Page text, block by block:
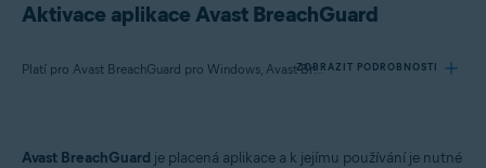
Aktivace aplikace Avast BreachGuard
Platí pro Avast BreachGuard pro Windows, Avast BreachGuard pro Mac
ZOBRAZIT PODROBNOSTI
Produkty:
Avast BreachGuard je placená aplikace a k jejímu používání je nutné